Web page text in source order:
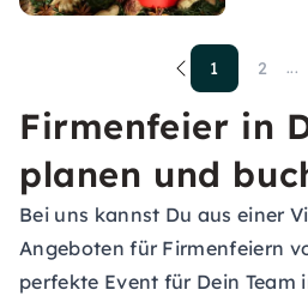
1 2 ...
Firmenfeier in
planen und
Bei uns kannst Du aus einer
Angeboten für Firmenfeiern
perfekte Event für Dein Team